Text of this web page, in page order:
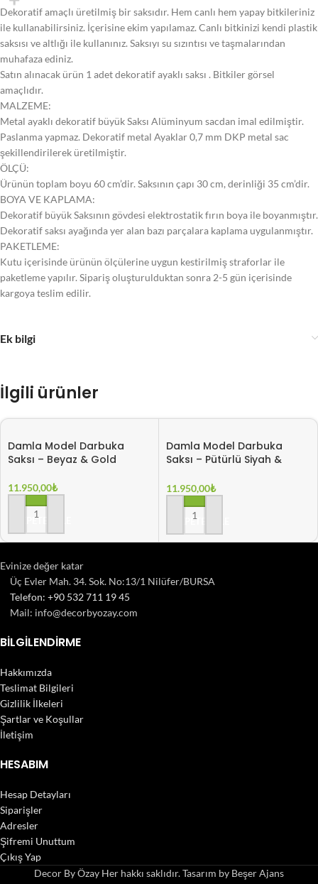
Dekoratif amaçlı üretilmiş bir saksıdır. Hem canlı hem yapay bitkileriniz
ile kullanabilirsiniz. İçerisine ekim yapılamaz. Canlı bitkinizi kendi plastik
saksısı ve altlığı ile kullanınız. Saksıyı su sızıntısı ve taşmalarından
muhafaza ediniz.
Satın alınacak ürün 1 adet dekoratif ayaklı saksı . Bitkiler görsel
amaçlıdır.
MALZEME:
Metal ayaklı dekoratif büyük Saksı Alüminyum sacdan imal edilmiştir.
Paslanma yapmaz. Dekoratif metal Ayaklar 0,7 mm DKP metal sac
şekillendirilerek üretilmiştir.
ÖLÇÜ:
Ürünün toplam boyu 60 cm’dir. Saksının çapı 30 cm, derinliği 35 cm’dir.
BOYA VE KAPLAMA:
Dekoratif büyük Saksının gövdesi elektrostatik fırın boya ile boyanmıştır.
Dekoratif saksı ayağında yer alan bazı parçalara kaplama uygulanmıştır.
PAKETLEME:
Kutu içerisinde ürünün ölçülerine uygun kestirilmiş straforlar ile
paketleme yapılır. Sipariş oluşturulduktan sonra 2-5 gün içerisinde
kargoya teslim edilir.
Ek bilgi
İlgili ürünler
Damla Model Darbuka
Saksı – Beyaz & Gold
11.950,00₺
SEPETE EKLE
Damla Model Darbuka
Saksı – Pütürlü Siyah &
11.950,00₺
SEPETE EKLE
Evinize değer katar
Üç Evler Mah. 34. Sok. No:13/1 Nilüfer/BURSA
Telefon: +90 532 711 19 45
Mail: info@decorbyozay.com
BILGILENDIRME
Hakkımızda
Teslimat Bilgileri
Gizlilik İlkeleri
Şartlar ve Koşullar
İletişim
HESABIM
Hesap Detayları
Siparişler
Adresler
Şifremi Unuttum
Çıkış Yap
Decor By Özay Her hakkı saklıdır. Tasarım by Beşer Ajans